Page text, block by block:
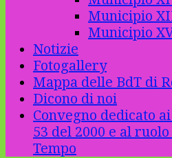
Municipio
Municipio
Notizie
Fotogallery
Mappa delle BdT di
Dicono di noi
Convegno dedicato
53 del 2000 e al
Tempo